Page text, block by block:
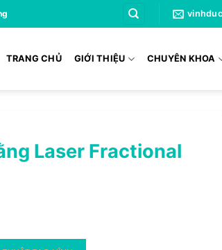
TRANG CHỦ GIỚI THIỆU CHUYÊN KHOA
Laser Fractional